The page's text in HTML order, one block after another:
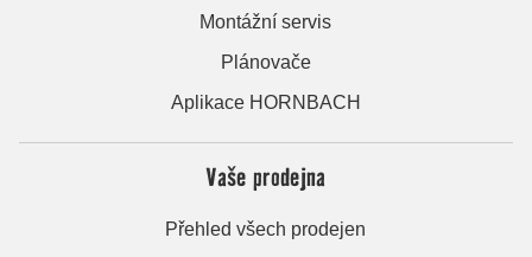
Montážní servis
Plánovače
Aplikace HORNBACH
Vaše prodejna
Přehled všech prodejen